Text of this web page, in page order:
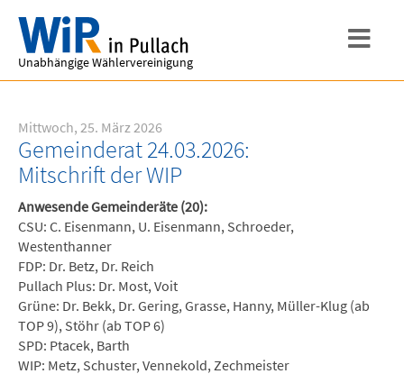
Unabhängige Wählervereinigung
Mittwoch, 25. März 2026
Gemeinderat 24.03.2026:
Mitschrift der WIP
Anwesende Gemeinderäte (20):
CSU: C. Eisenmann, U. Eisenmann, Schroeder,
Westenthanner
FDP: Dr. Betz, Dr. Reich
Pullach Plus: Dr. Most, Voit
Grüne: Dr. Bekk, Dr. Gering, Grasse, Hanny, Müller-Klug (ab
TOP 9), Stöhr (ab TOP 6)
SPD: Ptacek, Barth
WIP: Metz, Schuster, Vennekold, Zechmeister